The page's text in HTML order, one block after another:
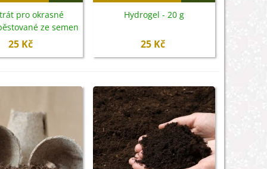
pro okrasné
ze semen
- 100 g
25 Kč
Hydrogel - 20 g
25 Kč